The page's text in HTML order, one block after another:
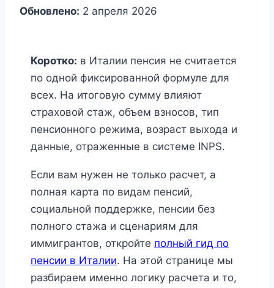
Обновлено: 2 апреля 2026
Коротко: в Италии пенсия не считается
по одной фиксированной формуле для
всех. На итоговую сумму влияют
страховой стаж, объем взносов, тип
пенсионного режима, возраст выхода и
данные, отраженные в системе INPS.
Если вам нужен не только расчет, а
полная карта по видам пенсий,
социальной поддержке, пенсии без
полного стажа и сценариям для
иммигрантов, откройте полный гид по
пенсии в Италии. На этой странице мы
разбираем именно логику расчета и то,